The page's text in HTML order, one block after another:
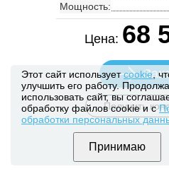
Мощность:
Цена: 68
Получить
Этот сайт используетcookie,
улучшить его работу.
использовать сайт, вы
обработку файлов cookie и с
обработки персональных